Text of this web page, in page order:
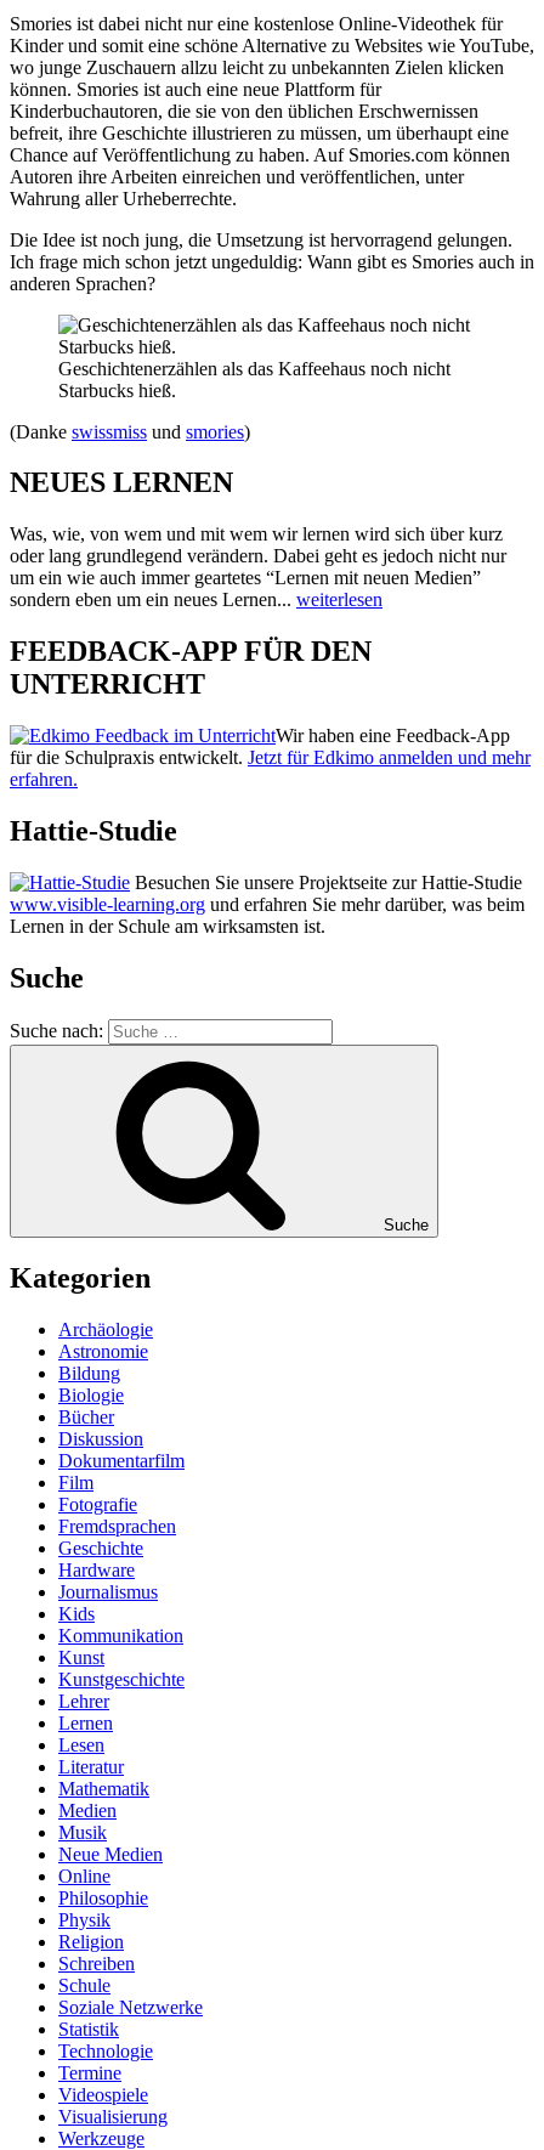
Smories ist dabei nicht nur eine kostenlose Online-Videothek für
Kinder und somit eine schöne Alternative zu Websites wie YouTube,
wo junge Zuschauern allzu leicht zu unbekannten Zielen klicken
können. Smories ist auch eine neue Plattform für
Kinderbuchautoren, die sie von den üblichen Erschwernissen
befreit, ihre Geschichte illustrieren zu müssen, um überhaupt eine
Chance auf Veröffentlichung zu haben. Auf Smories.com können
Autoren ihre Arbeiten einreichen und veröffentlichen, unter
Wahrung aller Urheberrechte.
Die Idee ist noch jung, die Umsetzung ist hervorragend gelungen.
Ich frage mich schon jetzt ungeduldig: Wann gibt es Smories auch in
anderen Sprachen?
Geschichtenerzählen als das Kaffeehaus noch nicht
Starbucks hieß.
(Danke swissmiss und smories)
NEUES LERNEN
Was, wie, von wem und mit wem wir lernen wird sich über kurz
oder lang grundlegend verändern. Dabei geht es jedoch nicht nur
um ein wie auch immer geartetes “Lernen mit neuen Medien”
sondern eben um ein neues Lernen... weiterlesen
FEEDBACK-APP FÜR DEN
UNTERRICHT
Wir haben eine Feedback-App
für die Schulpraxis entwickelt. Jetzt für Edkimo anmelden und mehr
erfahren.
Hattie-Studie
Besuchen Sie unsere Projektseite zur Hattie-Studie
www.visible-learning.org und erfahren Sie mehr darüber, was beim
Lernen in der Schule am wirksamsten ist.
Suche
Suche nach:
Suche
Kategorien
Archäologie
Astronomie
Bildung
Biologie
Bücher
Diskussion
Dokumentarfilm
Film
Fotografie
Fremdsprachen
Geschichte
Hardware
Journalismus
Kids
Kommunikation
Kunst
Kunstgeschichte
Lehrer
Lernen
Lesen
Literatur
Mathematik
Medien
Musik
Neue Medien
Online
Philosophie
Physik
Religion
Schreiben
Schule
Soziale Netzwerke
Statistik
Technologie
Termine
Videospiele
Visualisierung
Werkzeuge